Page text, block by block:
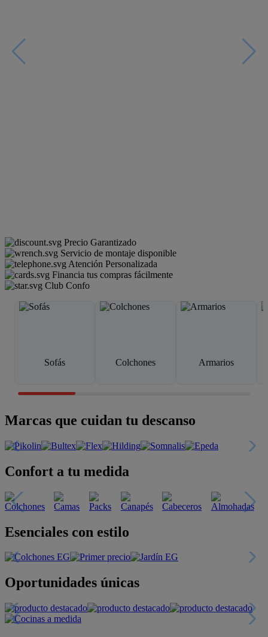
Precio Garantizado
Servicio de montaje disponible
Atención Personalizada
Financia tus compras fácilmente
Club Confo
Sofás Colchones Armarios
Marcas que cuidan tu descanso
Confort a tu medida
Esenciales con estilo
Oportunidades únicas